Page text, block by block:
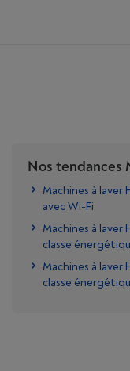
Nos tendances
Machines à laver
avec Wi-Fi
Machines à laver
classe
Machines à laver
classe